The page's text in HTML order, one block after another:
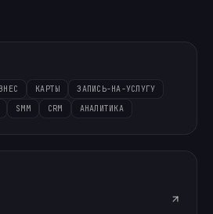
КАРТЫ
ЗАПИСЬ-НА-УСЛУГУ
SMM CRM АНАЛИТИКА